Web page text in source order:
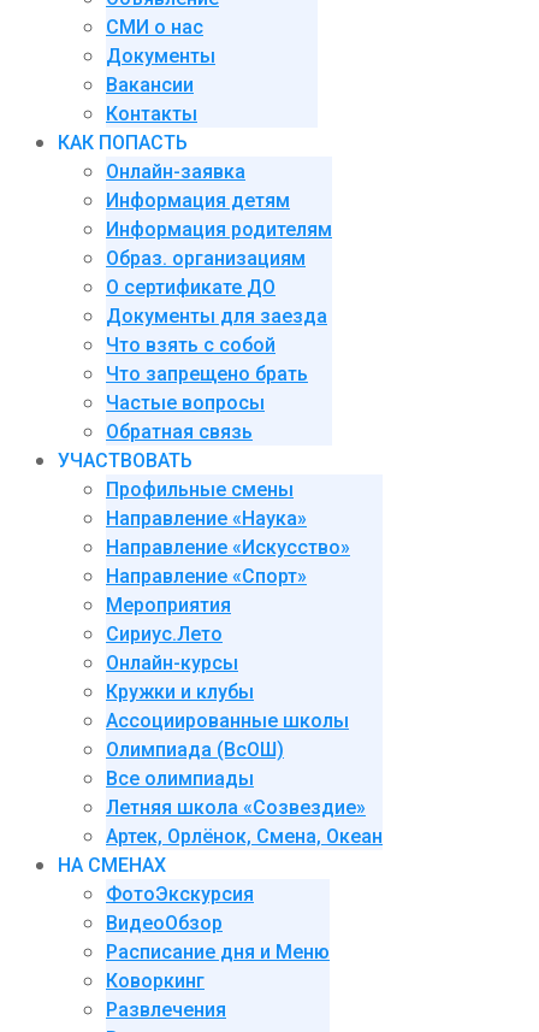
СМИ о нас
Документы
Вакансии
Контакты
КАК ПОПАСТЬ
Онлайн-заявка
Информация детям
Информация родителям
Образ. организациям
О сертификате ДО
Документы для заезда
Что взять с собой
Что запрещено брать
Частые вопросы
Обратная связь
УЧАСТВОВАТЬ
Профильные смены
Направление «Наука»
Направление «Искусство»
Направление «Спорт»
Мероприятия
Сириус.Лето
Онлайн-курсы
Кружки и клубы
Ассоциированные школы
Олимпиада (ВсОШ)
Все олимпиады
Летняя школа «Созвездие»
Артек, Орлёнок, Смена, Океан
НА СМЕНАХ
ФотоЭкскурсия
ВидеоОбзор
Расписание дня и Меню
Коворкинг
Развлечения